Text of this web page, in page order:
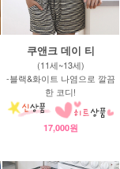
쿠앤크 데이 티
(11세~13세)
-블랙&화이트 나염으로 깔끔
한 코디!
17,000원